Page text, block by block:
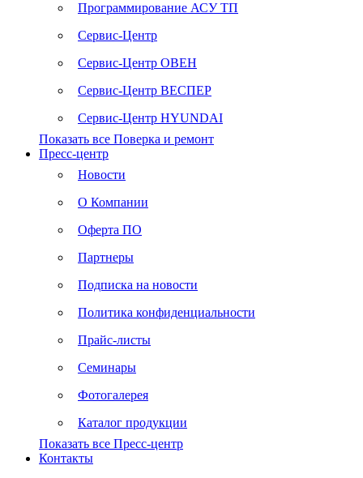
Программирование АСУ ТП
Сервис-Центр
Сервис-Центр ОВЕН
Сервис-Центр ВЕСПЕР
Сервис-Центр HYUNDAI
Показать все Поверка и ремонт
Пресс-центр
Новости
О Компании
Оферта ПО
Партнеры
Подписка на новости
Политика конфиденциальности
Прайс-листы
Семинары
Фотогалерея
Каталог продукции
Показать все Пресс-центр
Контакты